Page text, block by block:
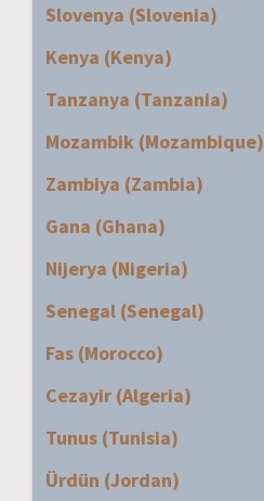
Slovenya (Slovenia)
Kenya (Kenya)
Tanzanya (Tanzania)
Mozambik (Mozambique)
Zambiya (Zambia)
Gana (Ghana)
Nijerya (Nigeria)
Senegal (Senegal)
Fas (Morocco)
Cezayir (Algeria)
Tunus (Tunisia)
Ürdün (Jordan)